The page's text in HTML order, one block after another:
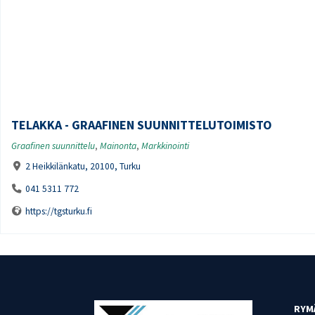
TELAKKA - GRAAFINEN SUUNNITTELUTOIMISTO
Graafinen suunnittelu, Mainonta, Markkinointi
2 Heikkilänkatu, 20100, Turku
041 5311 772
https://tgsturku.fi